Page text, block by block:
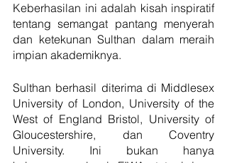
Keberhasilan ini adalah kisah inspiratif
tentang semangat pantang menyerah
dan ketekunan Sulthan dalam meraih
impian akademiknya.
Sulthan berhasil diterima di Middlesex
University of London, University of the
West of England Bristol, University of
Gloucestershire, dan Coventry
University. Ini bukan hanya